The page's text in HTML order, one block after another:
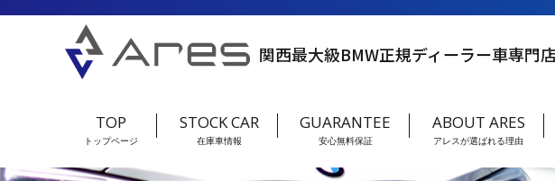
関西最大級BMW正規ディーラー車専門
TOP
トップページ
STOCK CAR
在庫車情報
GUARANTEE
安心無料保証
ABOUT ARES
アレスが選ばれる理由